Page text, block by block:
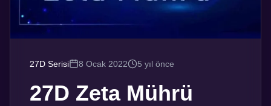
27D Serisi 8 Ocak 2022 5 yıl önce
27D Zeta Mührü